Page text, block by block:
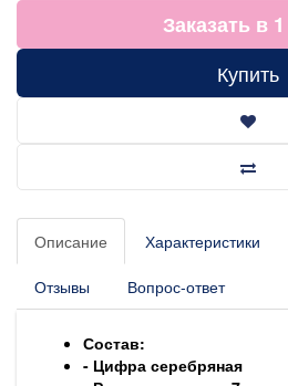
Заказать в
Купить
Описание Характеристики
Отзывы Вопрос-ответ
Состав:
- Цифра серебряная